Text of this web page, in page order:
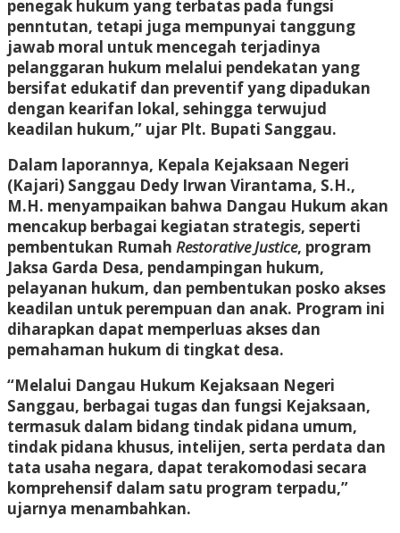
penegak hukum yang terbatas pada fungsi
penntutan, tetapi juga mempunyai tanggung
jawab moral untuk mencegah terjadinya
pelanggaran hukum melalui pendekatan yang
bersifat edukatif dan preventif yang dipadukan
dengan kearifan lokal, sehingga terwujud
keadilan hukum,” ujar Plt. Bupati Sanggau.
Dalam laporannya, Kepala Kejaksaan Negeri
(Kajari) Sanggau Dedy Irwan Virantama, S.H.,
M.H. menyampaikan bahwa Dangau Hukum akan
mencakup berbagai kegiatan strategis, seperti
pembentukan Rumah Restorative Justice, program
Jaksa Garda Desa, pendampingan hukum,
pelayanan hukum, dan pembentukan posko akses
keadilan untuk perempuan dan anak. Program ini
diharapkan dapat memperluas akses dan
pemahaman hukum di tingkat desa.
“Melalui Dangau Hukum Kejaksaan Negeri
Sanggau, berbagai tugas dan fungsi Kejaksaan,
termasuk dalam bidang tindak pidana umum,
tindak pidana khusus, intelijen, serta perdata dan
tata usaha negara, dapat terakomodasi secara
komprehensif dalam satu program terpadu,”
ujarnya menambahkan.